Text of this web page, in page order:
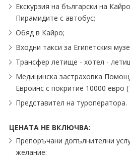
Екскурзия на български на
Пирамидите с автобус;
Обяд в Кайро;
Входни такси за Египетския
Трансфер летище - хотел -
Медицинска застраховка
Евроинс с покритие 10000 евро
Представител на туроператора.
ЦЕНАТА НЕ ВКЛЮЧВА:
Препоръчани допълнителни
желание: